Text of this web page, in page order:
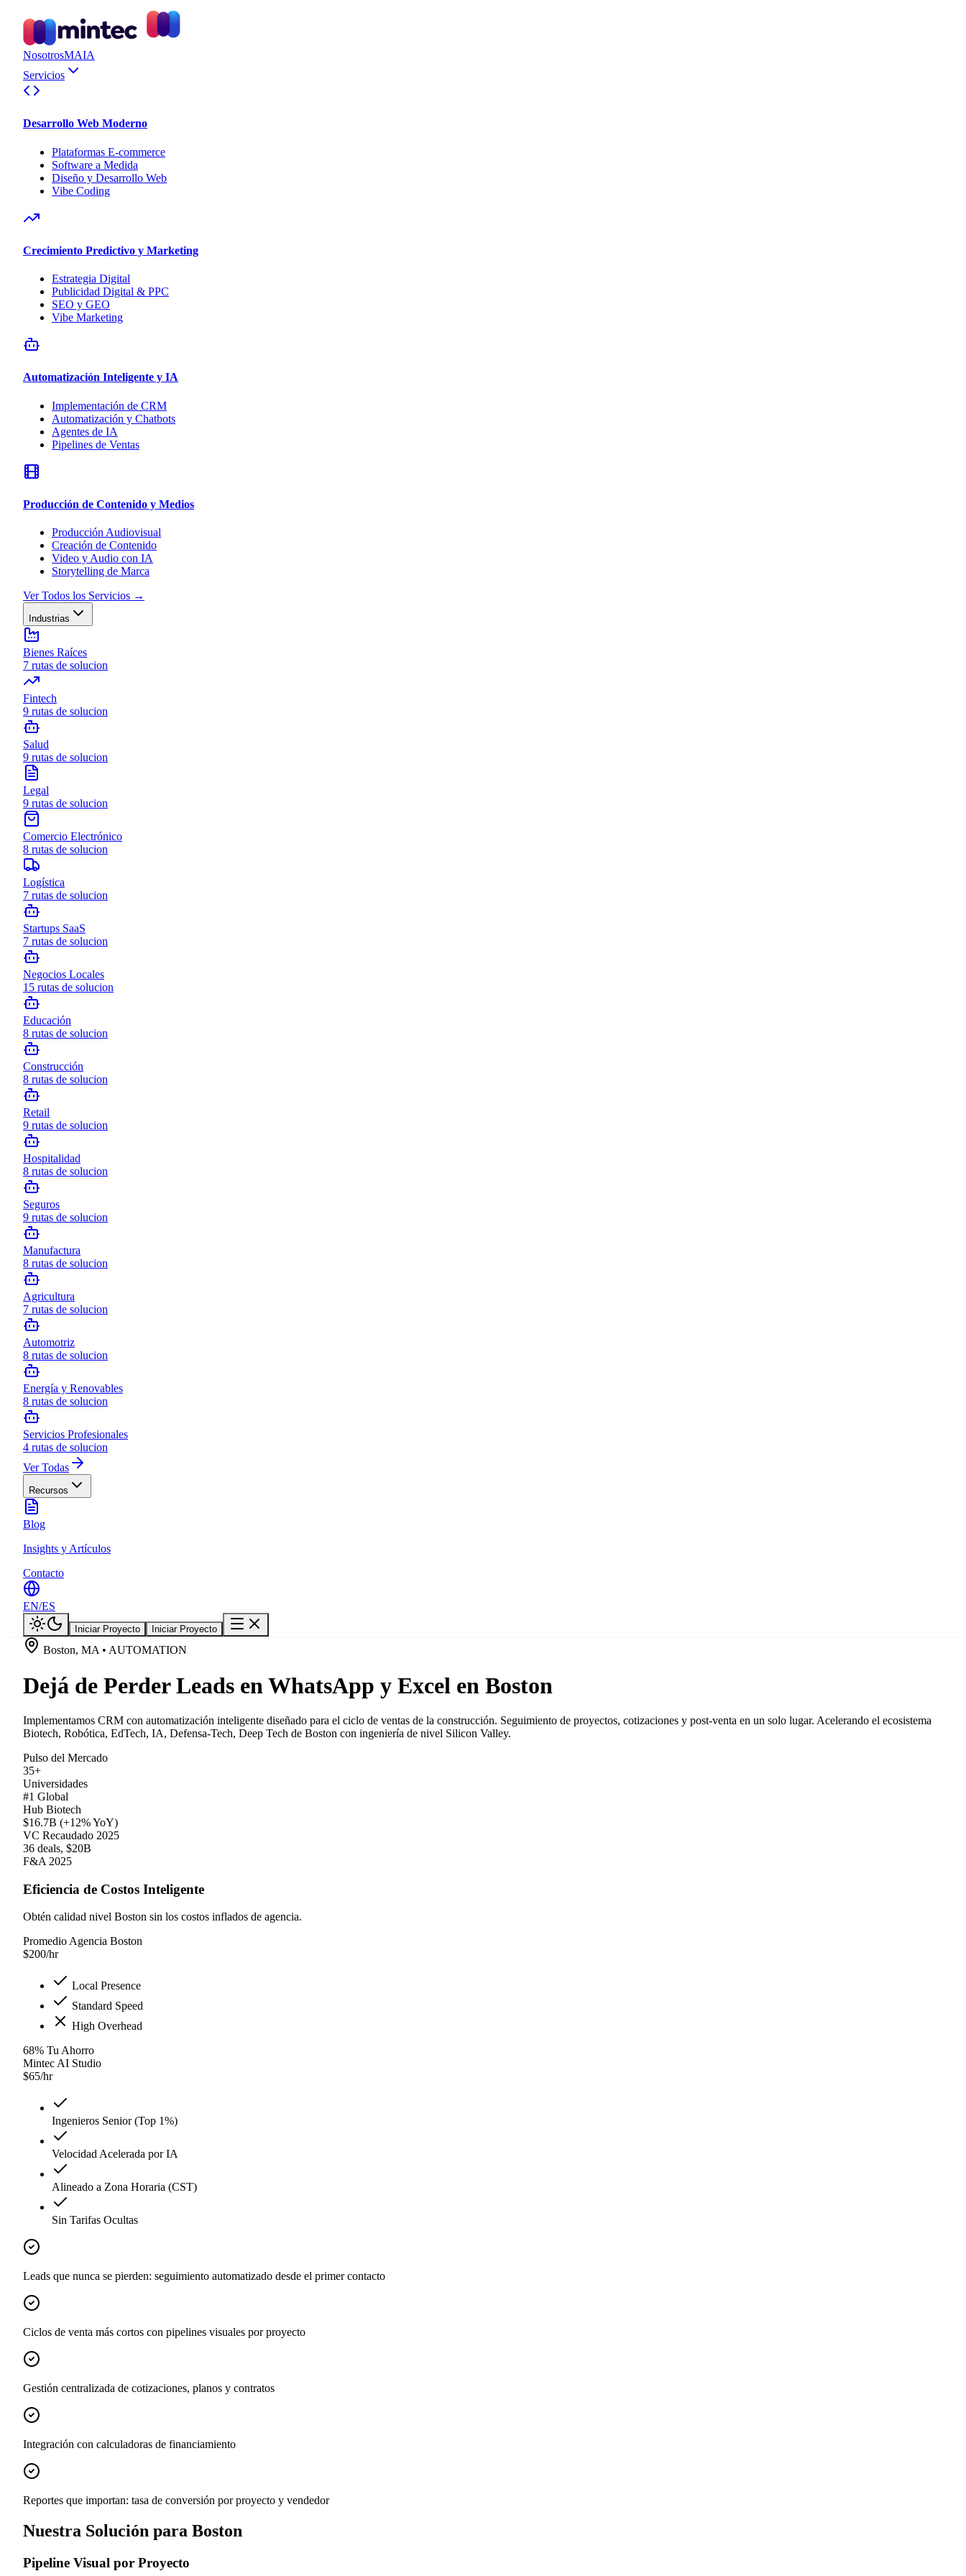
NosotrosMAIA
Servicios
Desarrollo Web Moderno
Plataformas E-commerce
Software a Medida
Diseño y Desarrollo Web
Vibe Coding
Crecimiento Predictivo y Marketing
Estrategia Digital
Publicidad Digital & PPC
SEO y GEO
Vibe Marketing
Automatización Inteligente y IA
Implementación de CRM
Automatización y Chatbots
Agentes de IA
Pipelines de Ventas
Producción de Contenido y Medios
Producción Audiovisual
Creación de Contenido
Video y Audio con IA
Storytelling de Marca
Ver Todos los Servicios →
Industrias
Bienes Raíces
7 rutas de solucion
Fintech
9 rutas de solucion
Salud
9 rutas de solucion
Legal
9 rutas de solucion
Comercio Electrónico
8 rutas de solucion
Logística
7 rutas de solucion
Startups SaaS
7 rutas de solucion
Negocios Locales
15 rutas de solucion
Educación
8 rutas de solucion
Construcción
8 rutas de solucion
Retail
9 rutas de solucion
Hospitalidad
8 rutas de solucion
Seguros
9 rutas de solucion
Manufactura
8 rutas de solucion
Agricultura
7 rutas de solucion
Automotriz
8 rutas de solucion
Energía y Renovables
8 rutas de solucion
Servicios Profesionales
4 rutas de solucion
Ver Todas
Recursos
Blog
Insights y Artículos
Contacto
EN/ES
Iniciar Proyecto Iniciar Proyecto
Boston, MA • AUTOMATION
Dejá de Perder Leads en WhatsApp y Excel en Boston
Implementamos CRM con automatización inteligente diseñado para el ciclo de ventas de la construcción. Seguimiento de proyectos, cotizaciones y post-venta en un solo lugar. Acelerando el ecosistema
Biotech, Robótica, EdTech, IA, Defensa-Tech, Deep Tech de Boston con ingeniería de nivel Silicon Valley.
Pulso del Mercado
35+
Universidades
#1 Global
Hub Biotech
$16.7B (+12% YoY)
VC Recaudado 2025
36 deals, $20B
F&A 2025
Eficiencia de Costos Inteligente
Obtén calidad nivel Boston sin los costos inflados de agencia.
Promedio Agencia Boston
$200/hr
Local Presence
Standard Speed
High Overhead
68% Tu Ahorro
Mintec AI Studio
$65/hr
Ingenieros Senior (Top 1%)
Velocidad Acelerada por IA
Alineado a Zona Horaria (CST)
Sin Tarifas Ocultas
Leads que nunca se pierden: seguimiento automatizado desde el primer contacto
Ciclos de venta más cortos con pipelines visuales por proyecto
Gestión centralizada de cotizaciones, planos y contratos
Integración con calculadoras de financiamiento
Reportes que importan: tasa de conversión por proyecto y vendedor
Nuestra Solución para Boston
Pipeline Visual por Proyecto